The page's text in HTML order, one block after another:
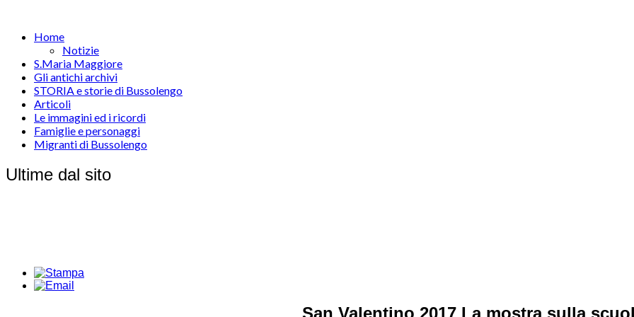
Home
Notizie
S.Maria Maggiore
Gli antichi archivi
STORIA e storie di Bussolengo
Articoli
Le immagini ed i ricordi
Famiglie e personaggi
Migranti di Bussolengo
Ultime dal sito
San Valentino 2017 La mostra sulla